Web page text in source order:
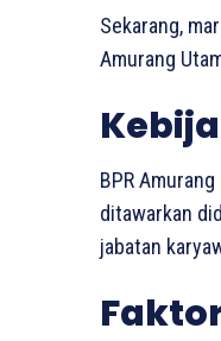
Sekarang,
Amurang
BPR
ditawarkan
jabatan